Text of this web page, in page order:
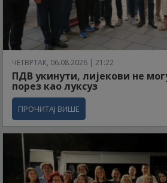
ЧЕТВРТАК, 06.08.2026 | 21:22
ПДВ укинути, лијекови не
порез као луксуз
ПРОЧИТАЈ ВИШЕ